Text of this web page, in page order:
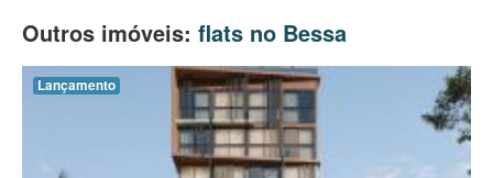
Outros imóveis: flats no Bessa
Lançamento